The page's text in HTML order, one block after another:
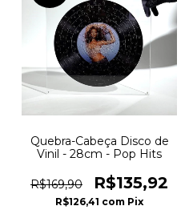
Quebra-Cabeça Disco de
Vinil - 28cm - Pop Hits
R$169,90 R$135,92
R$126,41 com Pix